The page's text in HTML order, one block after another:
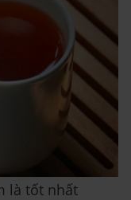
là tốt nhất